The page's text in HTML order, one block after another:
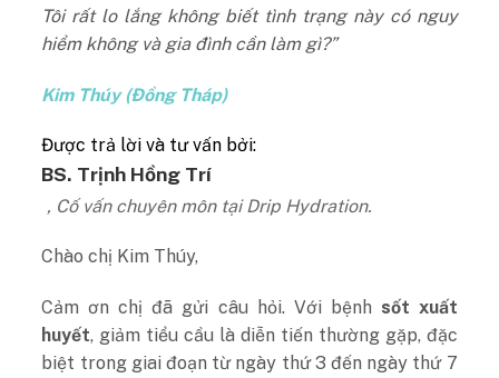
Tôi rất lo lắng không biết tình trạng này có nguy
hiểm không và gia đình cần làm gì?”
Kim Thúy (Đồng Tháp)
Được trả lời và tư vấn bởi:
BS. Trịnh Hồng Trí
, Cố vấn chuyên môn tại Drip Hydration.
Chào chị Kim Thúy,
Cảm ơn chị đã gửi câu hỏi. Với bệnh sốt xuất
huyết, giảm tiểu cầu là diễn tiến thường gặp, đặc
biệt trong giai đoạn từ ngày thứ 3 đến ngày thứ 7